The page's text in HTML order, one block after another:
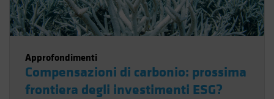
Approfondimenti
Compensazioni di carbonio: prossima
frontiera degli investimenti ESG?